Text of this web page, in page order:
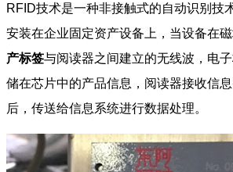
RFID技术是一种非接触式的自动识别技
安装在企业固定资产设备上，当设备在磁
产标签与阅读器之间建立的无线波，电
储在芯片中的产品信息，阅读器接收信
后，传送给信息系统进行数据处理。